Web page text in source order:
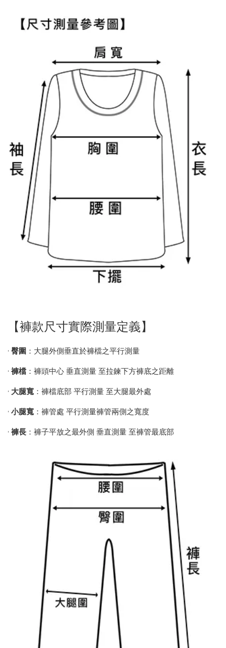
【褲款尺寸實際測量定義】
• 臀圍 ：大腿外側垂直於褲檔之平行測量
• 褲檔 ：褲頭中心 垂直測量 至拉鍊下方褲底之距離
• 大腿寬 ：褲檔底部 平行測量 至大腿最外處
• 小腿寬 ：褲管處 平行測量褲管兩側之寬度
• 褲長 ：褲子平放之最外側 垂直測量 至褲管最底部